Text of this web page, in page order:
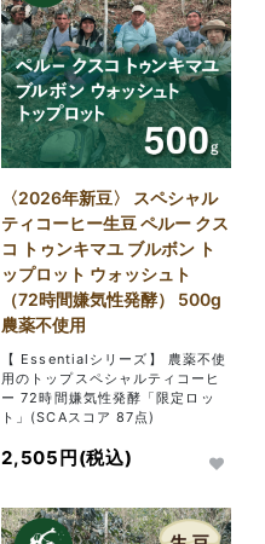
〈2026年新豆〉 スペシャル
ティコーヒー生豆 ペルー クス
コ トゥンキマユ ブルボン ト
ップロット ウォッシュト
（72時間嫌気性発酵） 500g
農薬不使用
【 Essentialシリーズ】 農薬不使
用のトップスペシャルティコーヒ
ー 72時間嫌気性発酵「限定ロッ
ト」(SCAスコア 87点)
2,505円(税込)